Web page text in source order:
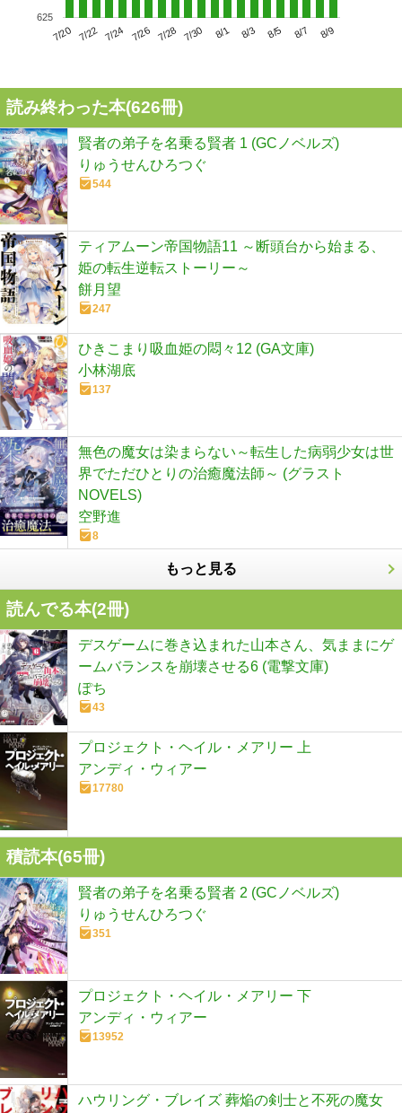
7/20 7/22 7/24 7/26 7/28 7/30 8/1 8/3 8/5 8/7 8/9
625
読み終わった本(626冊)
賢者の弟子を名乗る賢者 1 (GCノベルズ)
りゅうせんひろつぐ
544
ティアムーン帝国物語11 ～断頭台から始まる、
姫の転生逆転ストーリー～
餅月望
247
ひきこまり吸血姫の悶々12 (GA文庫)
小林湖底
137
無色の魔女は染まらない～転生した病弱少女は世
界でただひとりの治癒魔法師～ (グラスト
NOVELS)
空野進
8
もっと見る
読んでる本(2冊)
デスゲームに巻き込まれた山本さん、気ままにゲ
ームバランスを崩壊させる6 (電撃文庫)
ぽち
43
プロジェクト・ヘイル・メアリー 上
アンディ・ウィアー
17780
積読本(65冊)
賢者の弟子を名乗る賢者 2 (GCノベルズ)
りゅうせんひろつぐ
351
プロジェクト・ヘイル・メアリー 下
アンディ・ウィアー
13952
ハウリング・ブレイズ 葬焔の剣士と不死の魔女